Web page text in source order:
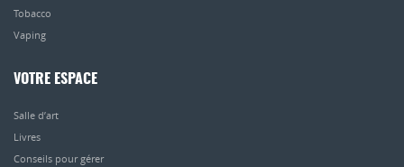
Tobacco
Vaping
VOTRE ESPACE
Salle d’art
Livres
Conseils pour gérer